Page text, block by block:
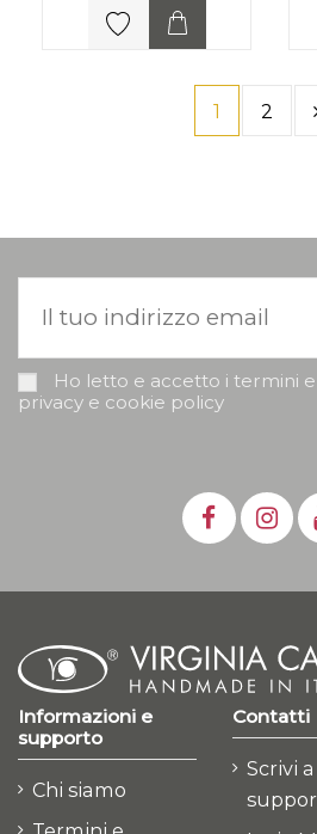
1 2
Ho letto e accetto i termini
privacy e cookie policy
Informazioni e
supporto
Chi siamo
Contatti
Scrivi a